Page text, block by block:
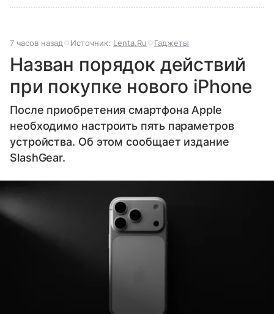
7 часов назад Источник: Lenta.Ru Гаджеты
Назван порядок действий
при покупке нового iPhone
После приобретения смартфона Apple
необходимо настроить пять параметров
устройства. Об этом сообщает издание
SlashGear.